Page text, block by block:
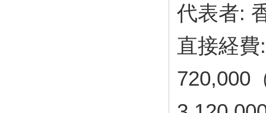
代表者:
直接経
720,000